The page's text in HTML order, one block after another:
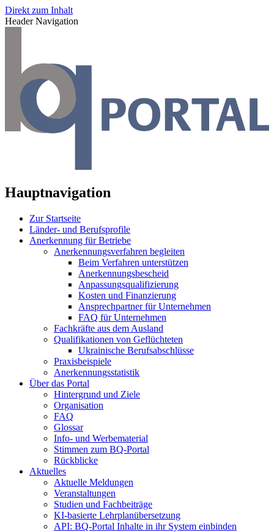
Direkt zum Inhalt
Header Navigation
Hauptnavigation
Zur Startseite
Länder- und Berufsprofile
Anerkennung für Betriebe
Anerkennungsverfahren begleiten
Beim Verfahren unterstützen
Anerkennungsbescheid
Anpassungsqualifizierung
Kosten und Finanzierung
Ansprechpartner für Unternehmen
FAQ für Unternehmen
Fachkräfte aus dem Ausland
Qualifikationen von Geflüchteten
Ukrainische Berufsabschlüsse
Praxisbeispiele
Anerkennungsstatistik
Über das Portal
Hintergrund und Ziele
Organisation
FAQ
Glossar
Info- und Werbematerial
Stimmen zum BQ-Portal
Rückblicke
Aktuelles
Aktuelle Meldungen
Veranstaltungen
Studien und Fachbeiträge
KI-basierte Lehrplanübersetzung
API: BQ-Portal Inhalte in ihr System einbinden